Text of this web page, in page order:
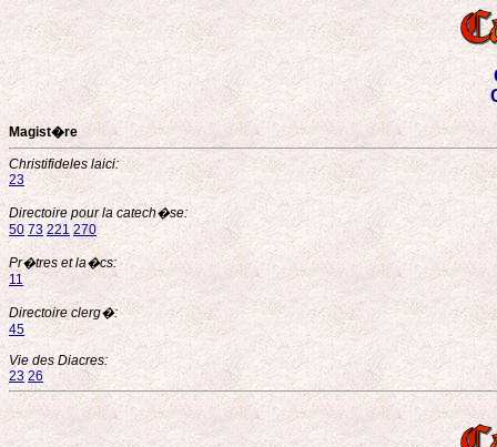
Magist�re
Christifideles laici:
23
Directoire pour la catech�se:
50 73 221 270
Pr�tres et la�cs:
11
Directoire clerg�:
45
Vie des Diacres:
23 26